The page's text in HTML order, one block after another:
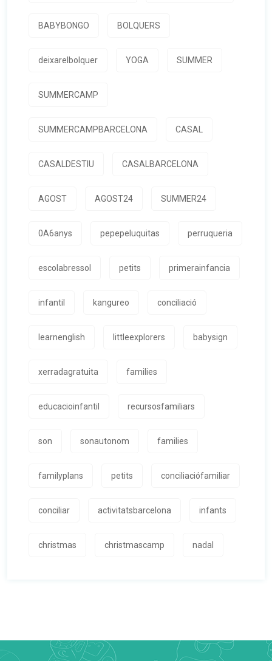
BABYBONGO BOLQUERS
deixarelbolquer YOGA SUMMER
SUMMERCAMP
SUMMERCAMPBARCELONA CASAL
CASALDESTIU CASALBARCELONA
AGOST AGOST24 SUMMER24
0A6anys pepepeluquitas perruqueria
escolabressol petits primerainfancia
infantil kangureo conciliació
learnenglish littleexplorers babysign
xerradagratuita families
educacioinfantil recursosfamiliars
son sonautonom families
familyplans petits conciliaciófamiliar
conciliar activitatsbarcelona infants
christmas christmascamp nadal